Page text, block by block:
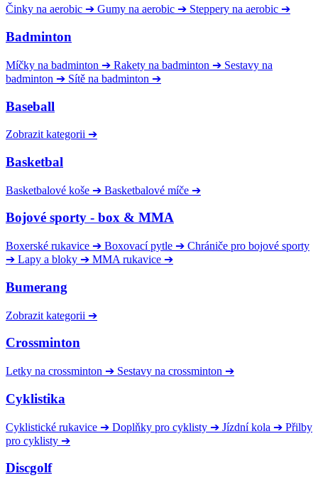
Činky na aerobic ➔ Gumy na aerobic ➔ Steppery na aerobic ➔
Badminton
Míčky na badminton ➔ Rakety na badminton ➔ Sestavy na
badminton ➔ Sítě na badminton ➔
Baseball
Zobrazit kategorii ➔
Basketbal
Basketbalové koše ➔ Basketbalové míče ➔
Bojové sporty - box & MMA
Boxerské rukavice ➔ Boxovací pytle ➔ Chrániče pro bojové sporty
➔ Lapy a bloky ➔ MMA rukavice ➔
Bumerang
Zobrazit kategorii ➔
Crossminton
Letky na crossminton ➔ Sestavy na crossminton ➔
Cyklistika
Cyklistické rukavice ➔ Doplňky pro cyklisty ➔ Jízdní kola ➔ Přilby
pro cyklisty ➔
Discgolf